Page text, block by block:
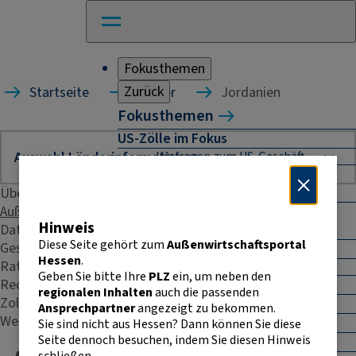
Fokusthemen
Zurück
Fokusthemen
US-Zölle im Fokus
Umfragen zum US-Geschäft
Naher Osten: Auswirkungen für
Absicherung und Finanzierung im
Außenhandel Hessen
CBAM
Entwicklungszusammenarbeit
E-Commerce
E-Rechnung in der EU
Startseite Länder Jordanien
Übersicht
Außenhandelsstatistik
Daten & Fakten
Geschäftspraxis
Rating
Recht & Steuern
Zoll
Weitere Kontakte
Hinweis
Diese Seite gehört zumAußenwirtschaftsportal
Hessen.
Geben Sie bitte Ihre PLZein, um neben den
regionalen Inhaltenauch die passenden
Ansprechpartnerangezeigt zu bekommen.
Sie sind nicht aus Hessen? Dann können Sie diese
Seite dennoch besuchen, indem Sie diesen Hinweis